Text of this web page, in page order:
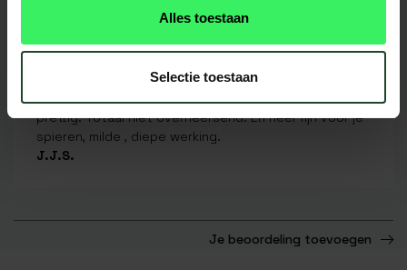
Alles toestaan
Selectie toestaan
Het is een heel zachte geur, ik ervaar die als erg
prettig. Totaal niet overheersend. En heel fijn voor je
spieren, milde , diepe werking.
J.J.S.
Je beoordeling toevoegen